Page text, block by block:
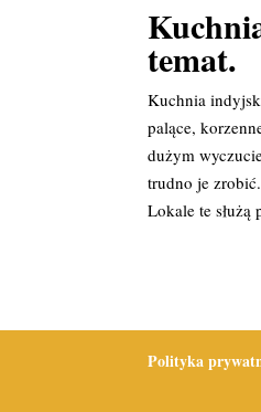
temat.
Kuchnia
palące,
dużym
trudno je
Lokale te
Polityka